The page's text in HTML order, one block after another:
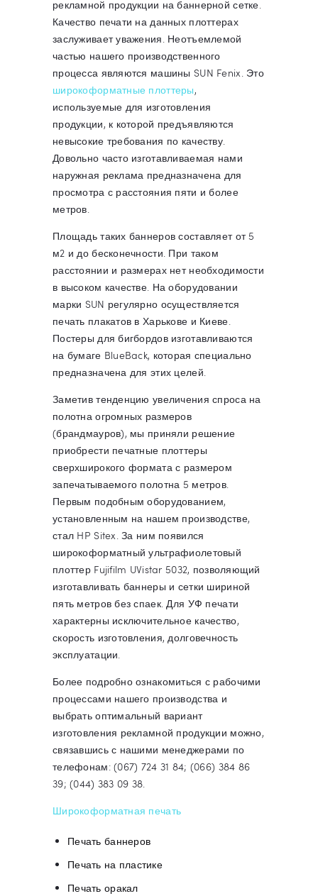
рекламной продукции на баннерной сетке.
Качество печати на данных плоттерах
заслуживает уважения. Неотъемлемой
частью нашего производственного
процесса являются машины SUN Fenix. Это
широкоформатные плоттеры,
используемые для изготовления
продукции, к которой предъявляются
невысокие требования по качеству.
Довольно часто изготавливаемая нами
наружная реклама предназначена для
просмотра с расстояния пяти и более
метров.
Площадь таких баннеров составляет от 5
м2 и до бесконечности. При таком
расстоянии и размерах нет необходимости
в высоком качестве. На оборудовании
марки SUN регулярно осуществляется
печать плакатов в Харькове и Киеве.
Постеры для бигбордов изготавливаются
на бумаге BlueBack, которая специально
предназначена для этих целей.
Заметив тенденцию увеличения спроса на
полотна огромных размеров
(брандмауров), мы приняли решение
приобрести печатные плоттеры
сверхширокого формата с размером
запечатываемого полотна 5 метров.
Первым подобным оборудованием,
установленным на нашем производстве,
стал HP Sitex. За ним появился
широкоформатный ультрафиолетовый
плоттер Fujifilm UVistar 5032, позволяющий
изготавливать баннеры и сетки шириной
пять метров без спаек. Для УФ печати
характерны исключительное качество,
скорость изготовления, долговечность
эксплуатации.
Более подробно ознакомиться с рабочими
процессами нашего производства и
выбрать оптимальный вариант
изготовления рекламной продукции можно,
связавшись с нашими менеджерами по
телефонам: (067) 724 31 84; (066) 384 86
39; (044) 383 09 38.
Широкоформатная печать
Печать баннеров
Печать на пластике
Печать оракал